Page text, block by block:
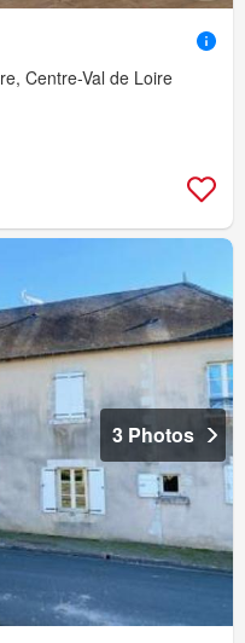
Centre-Val de Loire
3 Photos